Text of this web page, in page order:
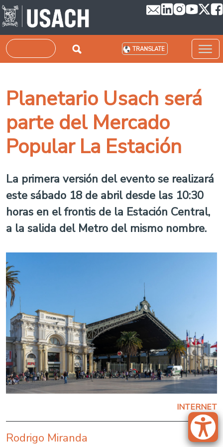
Skip to main content
Search TRANSLATE
Planetario Usach será
parte del Mercado
Popular La Estación
La primera versión del evento se realizará
este sábado 18 de abril desde las 10:30
horas en el frontis de la Estación Central,
a la salida del Metro del mismo nombre.
INTERNET
Rodrigo Miranda